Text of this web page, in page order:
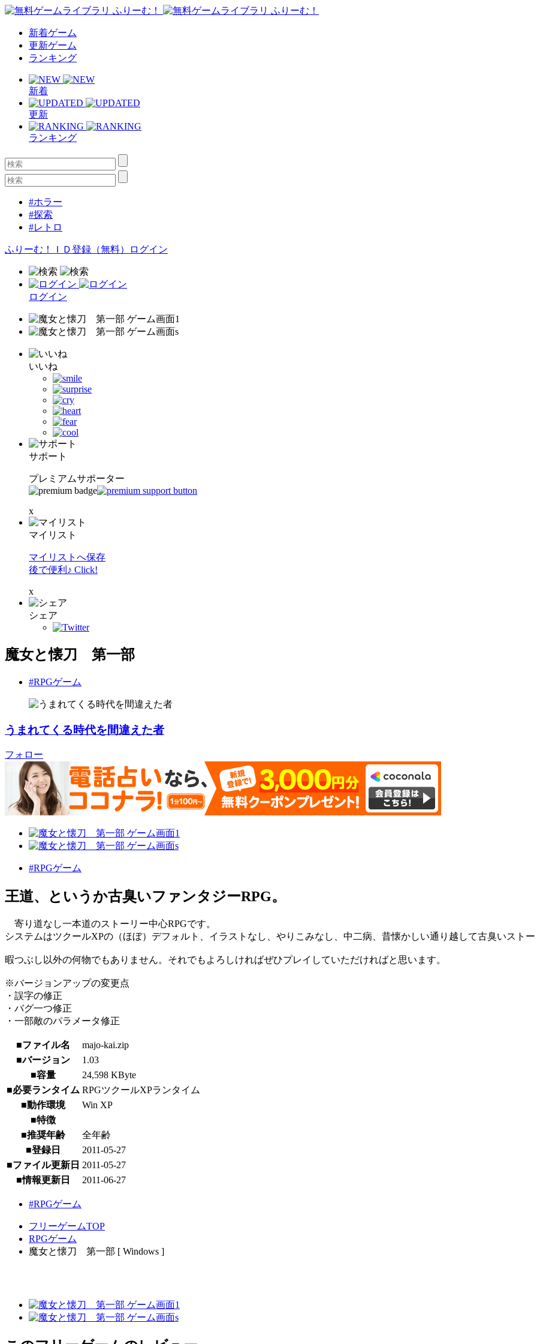
新着ゲーム
更新ゲーム
ランキング
新着
更新
ランキング
#ホラー
#探索
#レトロ
ふりーむ！ＩＤ登録（無料） ログイン
ログイン
いいね
サポート
プレミアムサポーター
x
マイリスト
マイリストへ保存
後で便利♪ Click!
x
シェア
魔女と懐刀 第一部
#RPGゲーム
うまれてくる時代を間違えた者
フォロー
#RPGゲーム
王道、というか古臭いファンタジーRPG。
寄り道なし一本道のストーリー中心RPGです。
システムはツクールXPの（ほぼ）デフォルト、イラストなし、やりこみなし、中二病、昔懐かしい通り越して古臭いスト
暇つぶし以外の何物でもありません。それでもよろしければぜひプレイしていただければと思います。
※バージョンアップの変更点
・誤字の修正
・バグ一つ修正
・一部敵のパラメータ修正
■ファイル名
majo-kai.zip
■バージョン
1.03
■容量
24,598 KByte
■必要ランタイム RPGツクールXPランタイム
■動作環境
Win XP
■特徴
■推奨年齢
全年齢
■登録日
2011-05-27
■ファイル更新日 2011-05-27
■情報更新日
2011-06-27
#RPGゲーム
フリーゲームTOP
RPGゲーム
魔女と懐刀 第一部 [ Windows ]